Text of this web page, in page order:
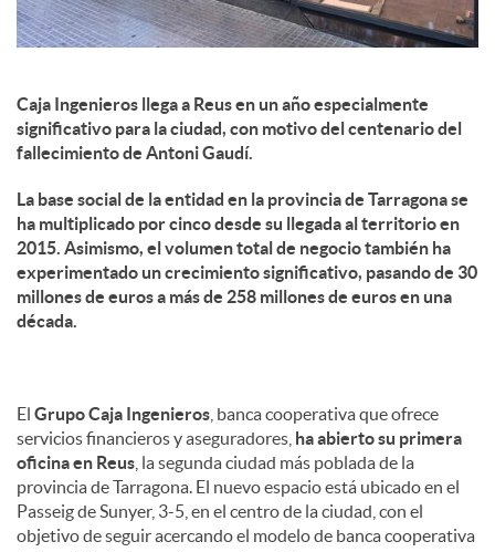
Caja Ingenieros llega a Reus en un año especialmente
significativo para la ciudad, con motivo del centenario del
fallecimiento de Antoni Gaudí.
La base social de la entidad en la provincia de Tarragona se
ha multiplicado por cinco desde su llegada al territorio en
2015. Asimismo, el volumen total de negocio también ha
experimentado un crecimiento significativo, pasando de 30
millones de euros a más de 258 millones de euros en una
década.
El Grupo Caja Ingenieros , banca cooperativa que ofrece
servicios financieros y aseguradores, ha abierto su primera
oficina en Reus , la segunda ciudad más poblada de la
provincia de Tarragona. El nuevo espacio está ubicado en el
Passeig de Sunyer, 3-5, en el centro de la ciudad, con el
objetivo de seguir acercando el modelo de banca cooperativa